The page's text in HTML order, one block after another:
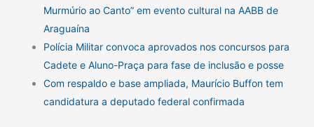
Murmúrio ao Canto” em evento cultural na AABB de
Araguaína
Polícia Militar convoca aprovados nos concursos para
Cadete e Aluno-Praça para fase de inclusão e posse
Com respaldo e base ampliada, Maurício Buffon tem
candidatura a deputado federal confirmada